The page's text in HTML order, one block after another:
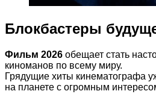
Блокбастеры
Фильм 2026 обещает стать
киноманов по всему миру.
Грядущие хиты кинематографа
на планете с огромным